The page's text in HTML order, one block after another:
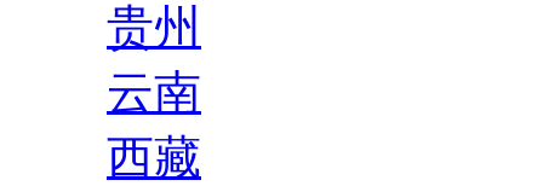
贵州
云南
西藏